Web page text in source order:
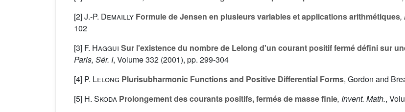
[2]J.-P. Demailly Formule de Jensen en plusieurs variables et applications arithmétiques,
102
[3] F. Haggui Sur l'existence du nombre de Lelong d'un courant positif fermé défini sur
Paris, Sér. I, Volume 332 (2001), pp. 299-304
[4] P. Lelong Plurisubharmonic Functions and Positive Differential Forms, Gordon and
[5] H. Skoda Prolongement des courants positifs, fermés de masse finie, Invent. Math.,